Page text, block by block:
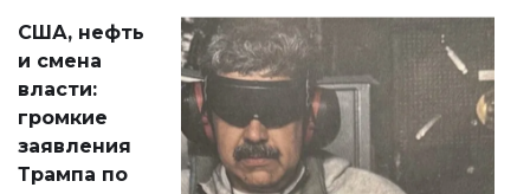
актуальных тем —
от слухов о
политических
реформах до
вопросов армии,
экономики и
личного здоровья.
США, нефть
и смена
власти:
громкие
заявления
Трампа по